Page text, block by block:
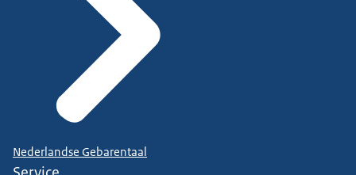
Nederlandse Gebarentaal